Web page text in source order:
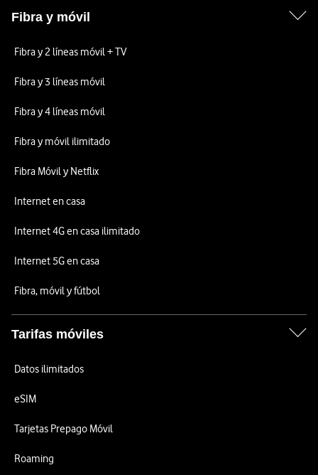
Fibra y móvil
Fibra y 2 líneas móvil + TV
Fibra y 3 líneas móvil
Fibra y 4 líneas móvil
Fibra y móvil ilimitado
Fibra Móvil y Netflix
Internet en casa
Internet 4G en casa ilimitado
Internet 5G en casa
Fibra, móvil y fútbol
Tarifas móviles
Datos ilimitados
eSIM
Tarjetas Prepago Móvil
Roaming